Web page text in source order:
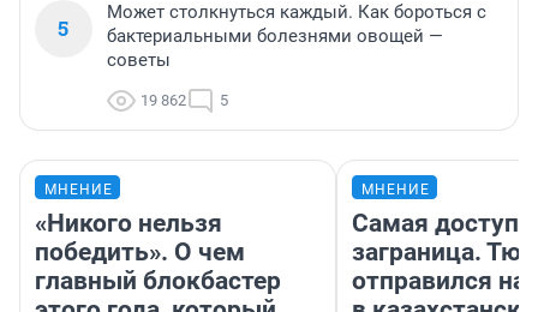
5
Может столкнуться каждый. Как бороться с
бактериальными болезнями овощей —
советы
19 862 5
МНЕНИЕ
«Никого нельзя
победить». О чем
главный блокбастер
МНЕНИЕ
Самая
заграница.
отправился